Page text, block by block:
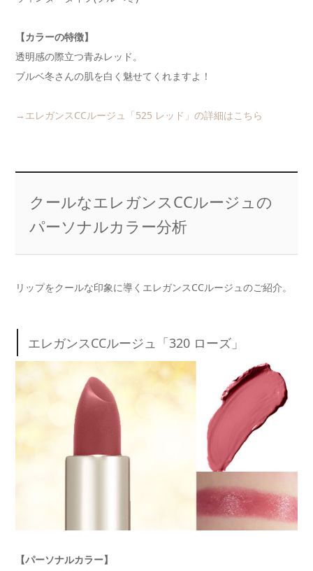
【カラーの特徴】
透明感の際立つ青みレッド。
ブルベ冬さんの肌を白く魅せてくれますよ！
→エレガンスCCルージュ「525 レッド」の詳細はこちら
クールなエレガンスCCルージュの
パーソナルカラー分析
リップをクールな印象に導くエレガンスCCルージュのご紹介。
エレガンスCCルージュ「320 ローズ」
【パーソナルカラー】